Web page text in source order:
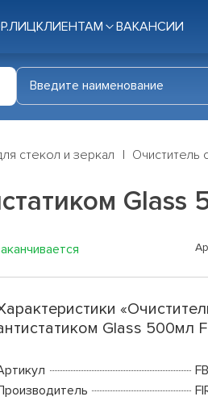
КЛИЕНТАМ ВАКАНСИИ
стекол и зеркал Очиститель
Glass
Glass 500мл